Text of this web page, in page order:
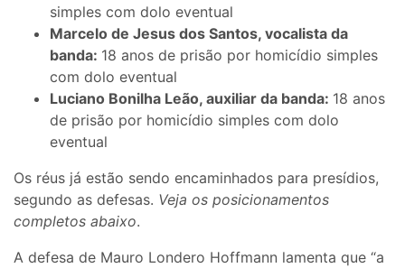
simples com dolo eventual
Marcelo de Jesus dos Santos, vocalista da
banda: 18 anos de prisão por homicídio simples
com dolo eventual
Luciano Bonilha Leão, auxiliar da banda: 18 anos
de prisão por homicídio simples com dolo
eventual
Os réus já estão sendo encaminhados para presídios,
segundo as defesas. Veja os posicionamentos
completos abaixo.
A defesa de Mauro Londero Hoffmann lamenta que “a